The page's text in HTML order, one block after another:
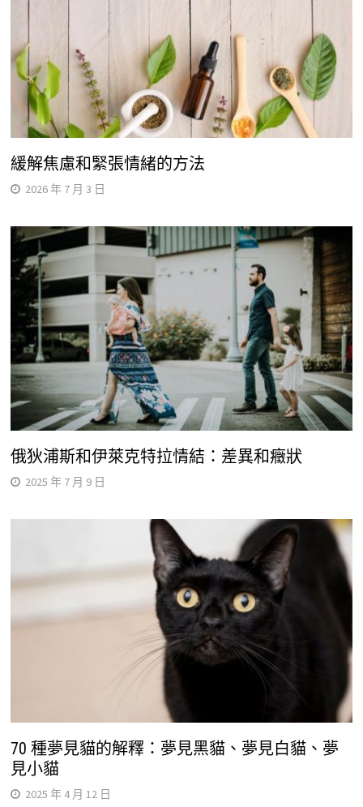
緩解焦慮和緊張情緒的方法
2026 年 7 月 3 日
俄狄浦斯和伊萊克特拉情結：差異和癥狀
2025 年 7 月 9 日
70 種夢見貓的解釋：夢見黑貓、夢見白貓、夢
見小貓
2025 年 4 月 12 日